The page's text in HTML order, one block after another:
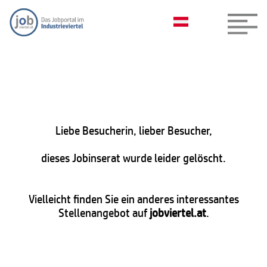
Liebe Besucherin, lieber Besucher,
dieses Jobinserat wurde leider gelöscht.
Vielleicht finden Sie ein anderes interessantes
Stellenangebot aufjobviertel.at.